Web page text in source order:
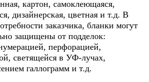
картон, самоклеющаяся,
дизайнерская, цветная и т.д. В
заказчика, бланки могут
защищены от подделок:
перфорацией,
светящейся в УФ-лучах,
галлограмм и т.д.